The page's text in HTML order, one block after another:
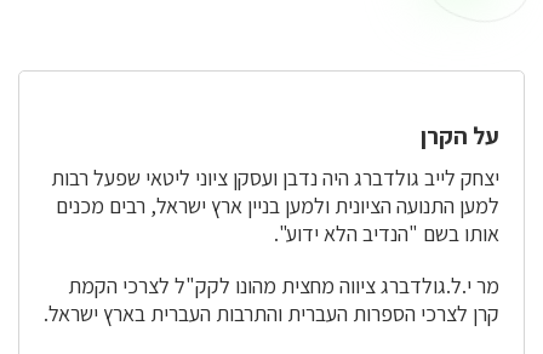
על הקרן
יצחק לייב גולדברג היה נדבן ועסקן ציוני ליטאי שפעל רבות
למען התנועה הציונית ולמען בניין ארץ ישראל, רבים מכנים
אותו בשם "הנדיב הלא ידוע".
מר י.ל.גולדברג ציווה מחצית מהונו לקק"ל לצרכי הקמת
קרן לצרכי הספרות העברית והתרבות העברית בארץ ישראל.